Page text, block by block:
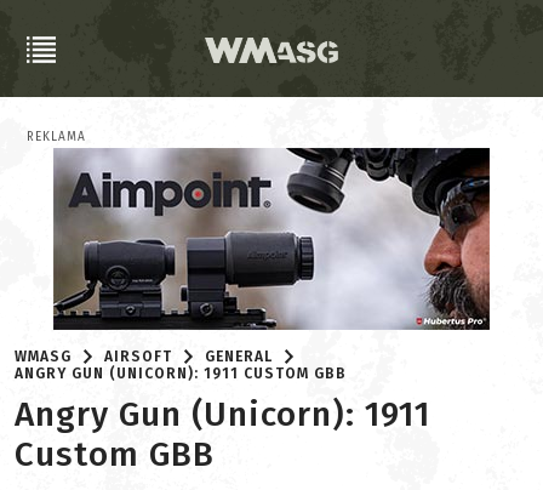
REKLAMA
WMASG AIRSOFT
GENERAL
ANGRY GUN (UNICORN): 1911 CUSTOM GBB
Angry Gun (Unicorn): 1911
Custom GBB